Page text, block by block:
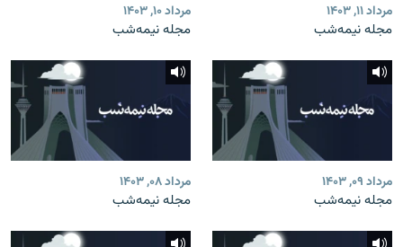
مرداد ۱۱, ۱۴۰۳
مجله نیمه‌شب
مرداد ۱۰, ۱۴۰۳
مجله نیمه‌شب
مرداد ۰۹, ۱۴۰۳
مجله نیمه‌شب
مرداد ۰۸, ۱۴۰۳
مجله نیمه‌شب